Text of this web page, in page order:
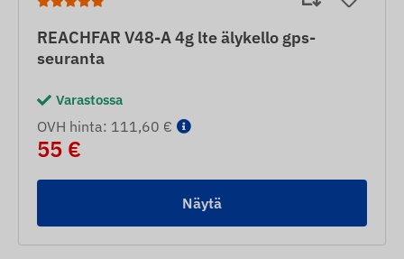
REACHFAR V48-A 4g lte älykello gps-
seuranta
Varastossa
OVH hinta: 111,60 €
55 €
Näytä